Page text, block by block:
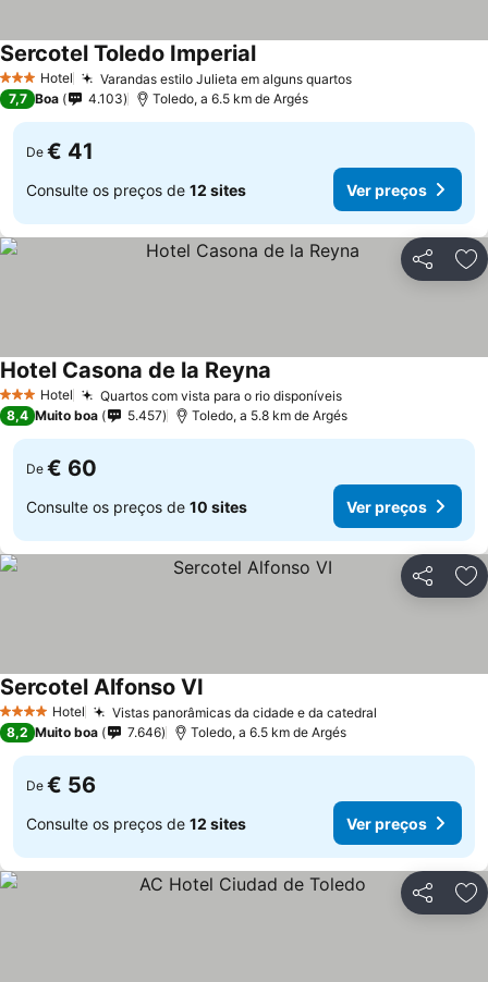
3 EstrelasHotel Varandas estilo Julieta em alguns quartos
Sercotel Toledo Imperial
7,7 Boa 4.103 Toledo, a 6.5 km de Argés
De € 41
Consulte os preços de 12 sites Ver preços
Partilhar
3 EstrelasHotel Quartos com vista para o rio disponíveis
Hotel Casona de la Reyna
8,4 Muito boa 5.457 Toledo, a 5.8 km de Argés
De € 60
Consulte os preços de 10 sites Ver preços
Partilhar
4 EstrelasHotel Vistas panorâmicas da cidade e da catedral
Sercotel Alfonso VI
8,2 Muito boa 7.646 Toledo, a 6.5 km de Argés
De € 56
Consulte os preços de 12 sites Ver preços
Partilhar